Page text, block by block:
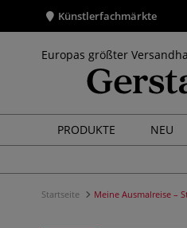
Künstlerfachmärkte
Europas größter
PRODUKTE NEU
Startseite Meine Ausmalreise –